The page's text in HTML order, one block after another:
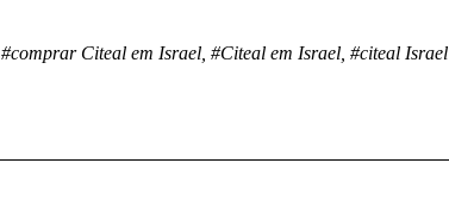
#comprar Citeal em Israel, #Citeal em Israel, #citeal Israel